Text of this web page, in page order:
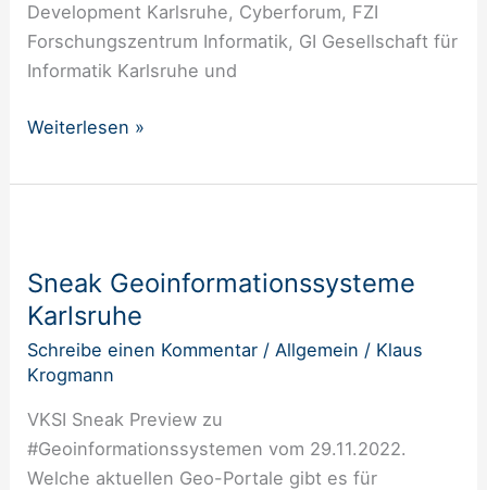
Development Karlsruhe, Cyberforum, FZI
Forschungszentrum Informatik, GI Gesellschaft für
Informatik Karlsruhe und
Weiterlesen »
Sneak Geoinformationssysteme
Karlsruhe
Schreibe einen Kommentar / Allgemein / Klaus
Krogmann
VKSI Sneak Preview zu
#Geoinformationssystemen vom 29.11.2022.
Welche aktuellen Geo-Portale gibt es für
Karlsruhe